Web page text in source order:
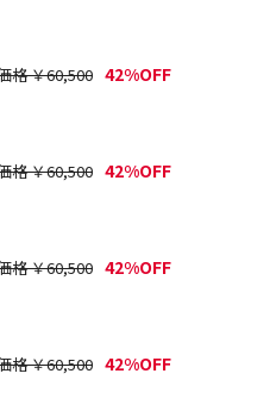
格 ￥60,500 42%OFF
格 ￥60,500 42%OFF
格 ￥60,500 42%OFF
格 ￥60,500 42%OFF